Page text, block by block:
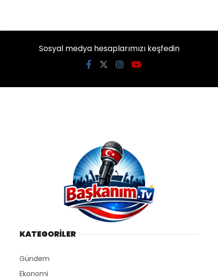
Sosyal medya hesaplarımızı keşfedin
KATEGORİLER
Gündem
Ekonomi